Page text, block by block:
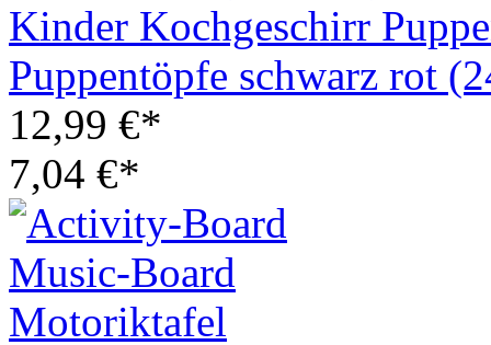
Kinder Kochgeschirr
Puppentöpfe schwarz rot
12,99 €*
7,04 €*